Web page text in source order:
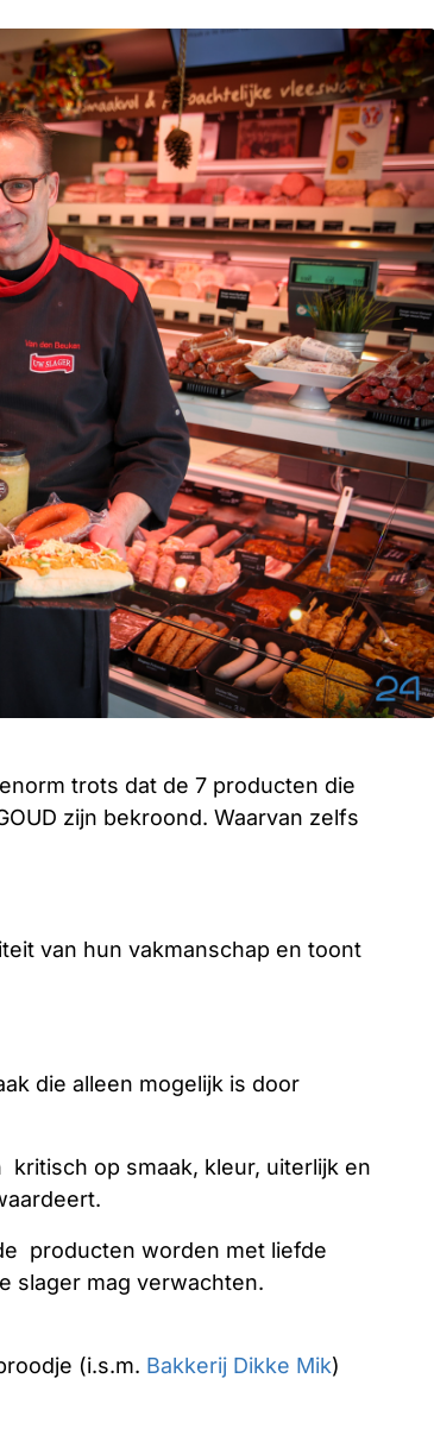
enorm trots dat de 7 producten die
zijn bekroond. Waarvan zelfs
van hun vakmanschap en toont
die alleen mogelijk is door
op smaak, kleur, uiterlijk en
producten worden met liefde
slager mag verwachten.
(i.s.m. Bakkerij Dikke Mik)